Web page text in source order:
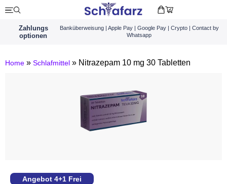
Zahlungs
optionen
Banküberweisung | Apple Pay | Google Pay | Crypto | Contact by
Whatsapp
Home » Schlafmittel » Nitrazepam 10 mg 30 Tabletten
Angebot 4+1 Frei